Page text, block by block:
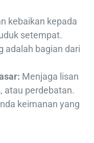
kebaikan kepada
setempat.
adalah bagian dari
Menjaga lisan
atau perdebatan.
keimanan yang